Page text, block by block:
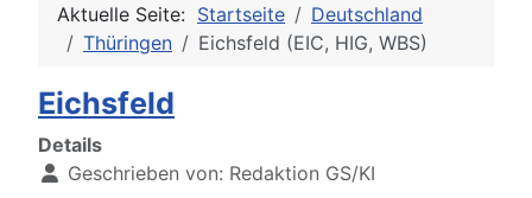
Aktuelle Seite: Startseite
Deutschland
Thüringen
Eichsfeld (EIC, HIG, WBS)
Eichsfeld
Details
Geschrieben von: Redaktion GS/KI